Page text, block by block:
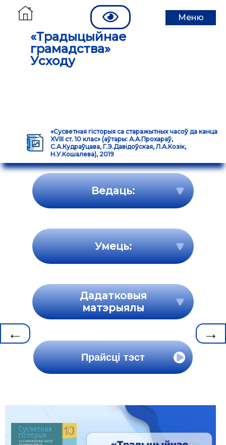
«Традыцыйнае
грамадства»
Усходу
Меню
«Сусветная гісторыя са старажытных часоў да канца
XVІІІ ст. 10 клас» (аўтары: А.А.Прохараў,
С.А.Кудраўцава, Г.Э.Давідоўская, Л.А.Козік,
Н.У.Кошалева), 2019
← →
Ведаць:
Умець:
Дадатковыя
матэрыялы
Прайсці тэст